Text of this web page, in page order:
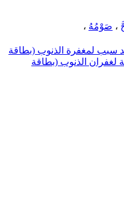
، صَوْمُهُ ،
سبب لمغفرة الذنوب (بطاقة
لغفران الذنوب (بطاقة